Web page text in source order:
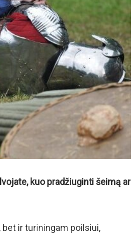
kuo pradžiuginti šeimą ar
ir turiningam poilsiui,